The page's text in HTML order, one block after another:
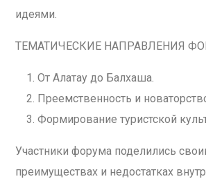
идеями.
ТЕМАТИЧЕСКИЕ НАПРАВЛЕНИЯ
От Алатау до Балхаша.
Преемственность и
Формирование туристской
Участники форума поделились
преимуществах и недостатках